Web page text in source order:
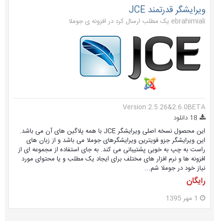
ویرایشگر قدرتمند JCE
ebrahimiali یک مطلب ارسال کرد در افزونه ی جوملا
Version 2.5.26&2.6.0BETA
این محصول نسخه اصلی ویرایشگر JCE با همه پلاگین های آن می باشد.
این ویرایشگر جزو قویترین ویرایشگرهای جوملا می باشد و از زبان های
راست به چپ به خوبی پشتیبانی می کند. به جای استفاده از مجموعه ای از
افزونه ها و نرم افزار های مختلف برای ایجاد یک مطلب و یا محتوای مورد
نیاز خود در جوملا شم...
رایگان
1 مهر 1395